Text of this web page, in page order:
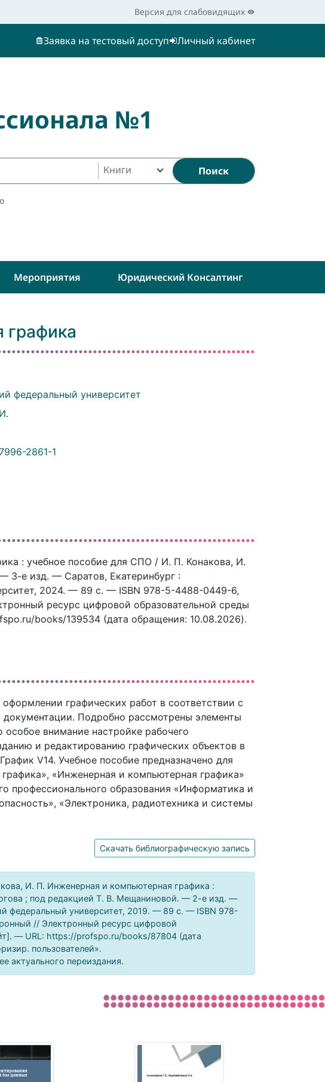
Версия для слабовидящих
Заявка на тестовый доступ Личный кабинет
№1
Книги Поиск
Мероприятия Юридический Консалтинг
графика
федеральный университет
2861-1
: учебное пособие для СПО / И. П. Конакова, И.
3-е изд. — Саратов, Екатеринбург :
2024. — 89 c. — ISBN 978-5-4488-0449-6,
ресурс цифровой образовательной среды
books/139534 (дата обращения: 10.08.2026).
графических работ в соответствии с
Подробно рассмотрены элементы
внимание настройке рабочего
и редактированию графических объектов в
V14. Учебное пособие предназначено для
«Инженерная и компьютерная графика»
профессионального образования «Информатика и
«Электроника, радиотехника и системы
Скачать библиографическую запись
И. П. Инженерная и компьютерная графика :
; под редакцией Т. В. Мещаниновой. — 2-е изд. —
федеральный университет, 2019. — 89 c. — ISBN 978-
// Электронный ресурс цифровой
— URL: https://profspo.ru/books/87804 (дата
пользователей».
актуального переиздания.